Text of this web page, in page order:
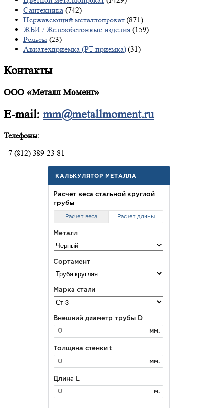
Сантехника (742)
Нержавеющий металлопрокат (871)
ЖБИ / Железобетонные изделия (159)
Рельсы (23)
Авиатехприемка (РТ приемка) (31)
Контакты
ООО «Металл Момент»
E-mail: mm@metallmoment.ru
Телефоны:
+7 (812) 389-23-81